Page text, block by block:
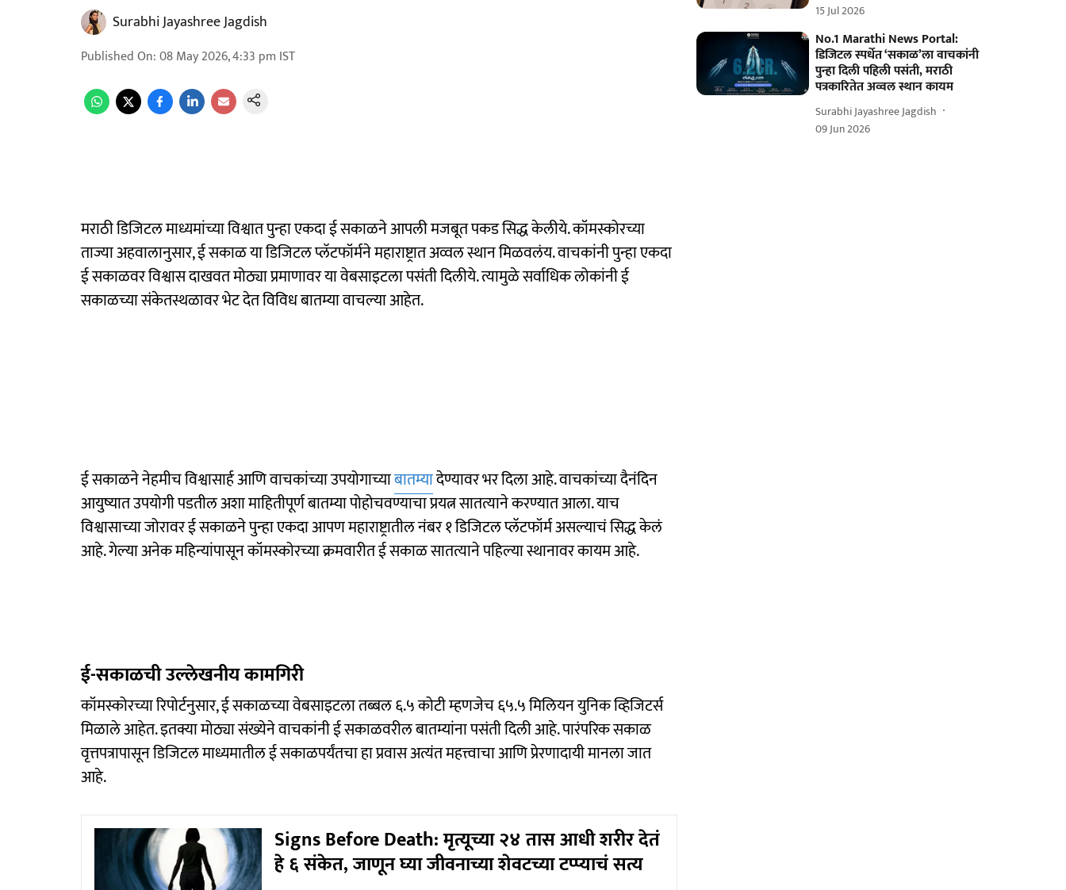
Surabhi Jayashree Jagdish
Published On:08 May 2026, 4:33 pm IST
मराठी डिजिटल माध्यमांच्या विश्वात पुन्हा एकदा ई सकाळने आपली मजबूत पकड सिद्ध केलीये. कॉमस्कोरच्या
ताज्या अहवालानुसार, ई सकाळ या डिजिटल प्लॅटफॉर्मने महाराष्ट्रात अव्वल स्थान मिळवलंय. वाचकांनी पुन्हा एकदा
ई सकाळवर विश्वास दाखवत मोठ्या प्रमाणावर या वेबसाइटला पसंती दिलीये. त्यामुळे सर्वाधिक लोकांनी ई
सकाळच्या संकेतस्थळावर भेट देत विविध बातम्या वाचल्या आहेत.
ई सकाळने नेहमीच विश्वासार्ह आणि वाचकांच्या उपयोगाच्याबातम्यादेण्यावर भर दिला आहे. वाचकांच्या दैनंदिन
आयुष्यात उपयोगी पडतील अशा माहितीपूर्ण बातम्या पोहोचवण्याचा प्रयत्न सातत्याने करण्यात आला. याच
विश्वासाच्या जोरावर ई सकाळने पुन्हा एकदा आपण महाराष्ट्रातील नंबर १ डिजिटल प्लॅटफॉर्म असल्याचं सिद्ध केलं
आहे. गेल्या अनेक महिन्यांपासून कॉमस्कोरच्या क्रमवारीत ई सकाळ सातत्याने पहिल्या स्थानावर कायम आहे.
ई-सकाळची उल्लेखनीय कामगिरी
कॉमस्कोरच्या रिपोर्टनुसार, ई सकाळच्या वेबसाइटला तब्बल ६.५ कोटी म्हणजेच ६५.५ मिलियन युनिक व्हिजिटर्स
मिळाले आहेत. इतक्या मोठ्या संख्येने वाचकांनी ई सकाळवरील बातम्यांना पसंती दिली आहे. पारंपरिक सकाळ
वृत्तपत्रापासून डिजिटल माध्यमातील ई सकाळपर्यंतचा हा प्रवास अत्यंत महत्त्वाचा आणि प्रेरणादायी मानला जात
आहे.
Signs Before Death: मृत्यूच्या २४ तास आधी शरीर देतं
हे ६ संकेत, जाणून घ्या जीवनाच्या शेवटच्या टप्प्याचं सत्य
15 Jul 2026
No.1 Marathi News Portal:
डिजिटल स्पर्धेत ‘सकाळ’ला वाचकांनी
पुन्हा दिली पहिली पसंती, मराठी
पत्रकारितेत अव्वल स्थान कायम
Surabhi Jayashree Jagdish
09 Jun 2026